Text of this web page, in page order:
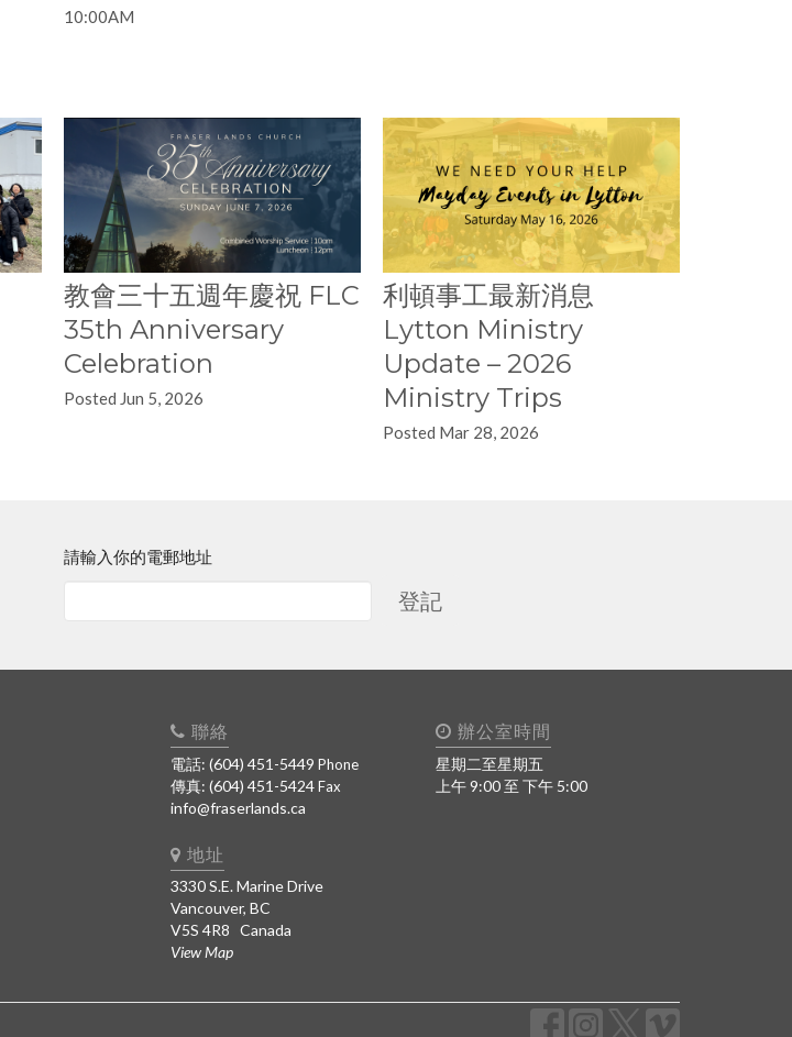
10:00AM
教會三十五週年慶祝 FLC
35th Anniversary
Celebration
Posted Jun 5, 2026
利頓事工最新消息
Lytton Ministry
Update – 2026
Ministry Trips
Posted Mar 28, 2026
請輸入你的電郵地址
登記
聯絡
電話: (604) 451-5449 Phone
傳真: (604) 451-5424Fax
info@fraserlands.ca
辦公室時間
星期二至星期五
上午 9:00 至 下午 5:00
地址
3330 S.E. Marine Drive
Vancouver, BC
V5S 4R8 Canada
View Map